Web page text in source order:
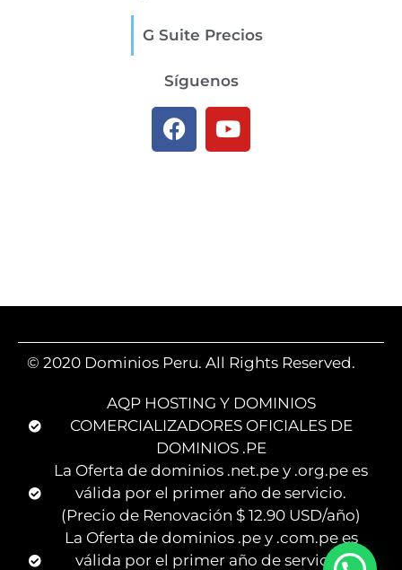
G Suite Precios
Síguenos
© 2020 Dominios Peru. All Rights Reserved.
AQP HOSTING Y DOMINIOS
COMERCIALIZADORES OFICIALES DE
DOMINIOS .PE
La Oferta de dominios .net.pe y .org.pe es
válida por el primer año de servicio.
(Precio de Renovación $ 12.90 USD/año)
La Oferta de dominios .pe y .com.pe es
válida por el primer año de servicio.